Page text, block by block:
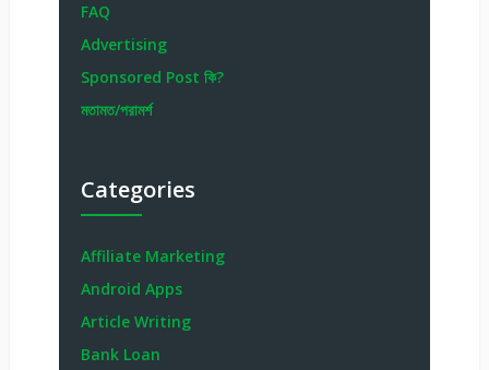
FAQ
Advertising
Sponsored Post কি?
মতামত/পরামর্শ
Categories
Affiliate Marketing
Android Apps
Article Writing
Bank Loan